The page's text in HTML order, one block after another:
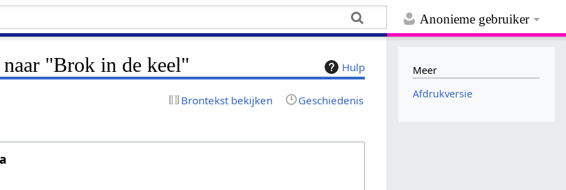
Anonieme gebruiker
Hulp
"Brok in de keel"
Brontekst bekijken Geschiedenis
Meer
Afdrukversie